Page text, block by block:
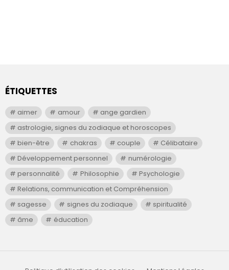
ÉTIQUETTES
aimer amour
ange gardien
astrologie, signes du zodiaque et horoscopes
bien-être
chakras couple
Célibataire
Développement personnel
numérologie
personnalité
Philosophie
Psychologie
Relations, communication et Compréhension
sagesse
signes du zodiaque
spiritualité
âme
éducation